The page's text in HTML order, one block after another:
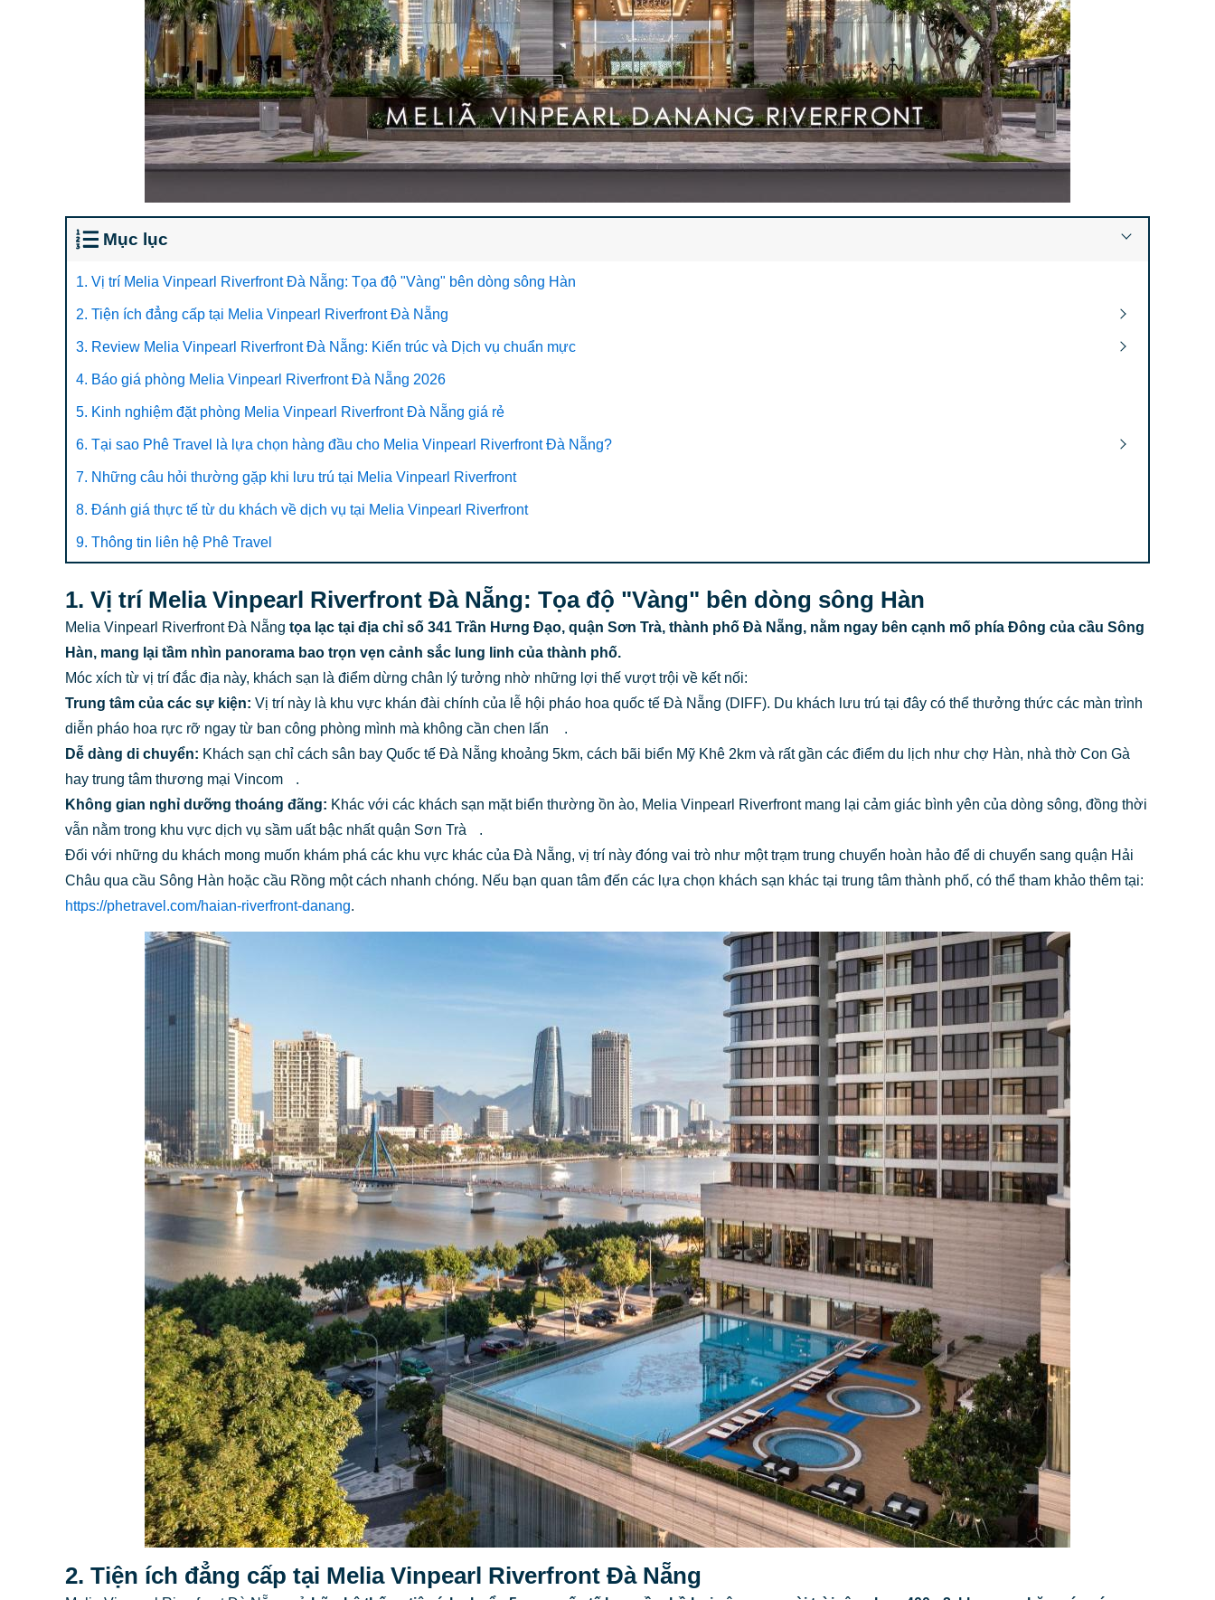
Mục lục
1. Vị trí Melia Vinpearl Riverfront Đà Nẵng: Tọa độ "Vàng" bên dòng sông Hàn
2. Tiện ích đẳng cấp tại Melia Vinpearl Riverfront Đà Nẵng
3. Review Melia Vinpearl Riverfront Đà Nẵng: Kiến trúc và Dịch vụ chuẩn mực
4. Báo giá phòng Melia Vinpearl Riverfront Đà Nẵng 2026
5. Kinh nghiệm đặt phòng Melia Vinpearl Riverfront Đà Nẵng giá rẻ
6. Tại sao Phê Travel là lựa chọn hàng đầu cho Melia Vinpearl Riverfront Đà Nẵng?
7. Những câu hỏi thường gặp khi lưu trú tại Melia Vinpearl Riverfront
8. Đánh giá thực tế từ du khách về dịch vụ tại Melia Vinpearl Riverfront
9. Thông tin liên hệ Phê Travel
1. Vị trí Melia Vinpearl Riverfront Đà Nẵng: Tọa độ "Vàng" bên dòng sông Hàn
Melia Vinpearl Riverfront Đà Nẵng tọa lạc tại địa chỉ số 341 Trần Hưng Đạo, quận Sơn Trà, thành phố Đà Nẵng, nằm ngay bên cạnh mố phía Đông của cầu Sông
Hàn, mang lại tầm nhìn panorama bao trọn vẹn cảnh sắc lung linh của thành phố.
Móc xích từ vị trí đắc địa này, khách sạn là điểm dừng chân lý tưởng nhờ những lợi thế vượt trội về kết nối:
Trung tâm của các sự kiện: Vị trí này là khu vực khán đài chính của lễ hội pháo hoa quốc tế Đà Nẵng (DIFF). Du khách lưu trú tại đây có thể thưởng thức các màn trình
diễn pháo hoa rực rỡ ngay từ ban công phòng mình mà không cần chen lấn
.
Dễ dàng di chuyển: Khách sạn chỉ cách sân bay Quốc tế Đà Nẵng khoảng 5km, cách bãi biển Mỹ Khê 2km và rất gần các điểm du lịch như chợ Hàn, nhà thờ Con Gà
hay trung tâm thương mại Vincom
.
Không gian nghỉ dưỡng thoáng đãng: Khác với các khách sạn mặt biển thường ồn ào, Melia Vinpearl Riverfront mang lại cảm giác bình yên của dòng sông, đồng thời
vẫn nằm trong khu vực dịch vụ sầm uất bậc nhất quận Sơn Trà
.
Đối với những du khách mong muốn khám phá các khu vực khác của Đà Nẵng, vị trí này đóng vai trò như một trạm trung chuyển hoàn hảo để di chuyển sang quận Hải
Châu qua cầu Sông Hàn hoặc cầu Rồng một cách nhanh chóng. Nếu bạn quan tâm đến các lựa chọn khách sạn khác tại trung tâm thành phố, có thể tham khảo thêm tại:
https://phetravel.com/haian-riverfront-danang.
2. Tiện ích đẳng cấp tại Melia Vinpearl Riverfront Đà Nẵng